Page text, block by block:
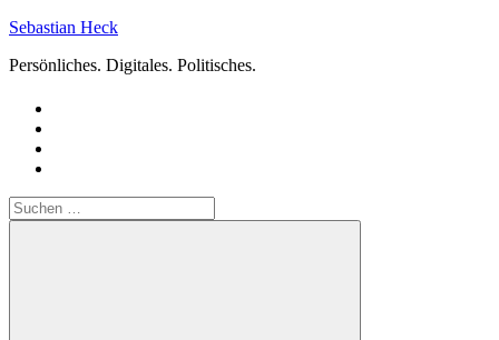
Zum
springen
Sebastian Heck
Persönliches. Digitales. Politisches.
Suchen
nach: